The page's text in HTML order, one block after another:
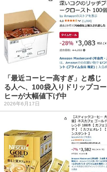
「最近コーヒー高すぎ」と感じ
る人へ、100袋入りドリップコー
ヒーが大幅値下げ中
2026年6月17日